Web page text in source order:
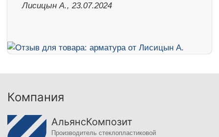
Лисицын А., 23.07.2024
Компания
АльянсКомпозит
Производитель стеклопластиковой